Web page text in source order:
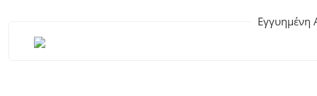
Εγγυημένη